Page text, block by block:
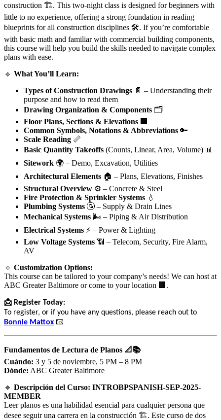
construction 🏗️. This two-night class is designed for beginners with
little to no experience, offering a strong foundation in reading
blueprints for all construction disciplines 🛠️. If you’re comfortable
with basic math and familiar with commercial building components,
this course will help you build the skills needed to navigate complex
plans with ease.
🔹 What You’ll Learn:
Types of Construction Drawings 📄 – Understanding their
purpose and how to read them
Drawing Organization & Components 🗂️
Floor Plans, Sections & Elevations 🏢
Common Symbols, Notations & Abbreviations 🔑
Scale Reading 📏
Basic Quantity Takeoffs (Counts, Linear, Area, Volume) 📊
Sitework 🌍 – Demo, Excavation, Utilities
Architectural Elements 🏠 – Plans, Elevations, Finishes
Structural Overview ⚙️ – Concrete & Steel
Fire Protection & Sprinkler Systems 💧
Plumbing Systems 🚰 – Supply & Drain Lines
Mechanical Systems 🌬️ – Piping & Air Distribution
Electrical Systems ⚡ – Power & Lighting
Low Voltage Systems 📶 – Telecom, Security, Fire Alarm,
AV
🔹 Customization Options:
This course can be tailored to your company’s needs! We can host at
ABC Greater Baltimore or come to your location 🏢.
📩 Register Today:
To register, or if you have any questions, please reach out to
Bonnie Mattox 📧
Fundamentos de Lectura de Planos 📐📚
Cuándo: 3 y 5 de noviembre, 5 PM – 8 PM
Dónde: ABC Greater Baltimore
🔹 Descripción del Curso: INTROBPSPANISH-SEP-2025-
MEMBER
Leer planos es una habilidad esencial para cualquier persona que
desee seguir una carrera en la construcción 🏗️. Este curso de dos